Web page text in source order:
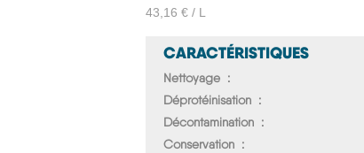
43,16 € / L
CARACTÉRISTIQUES
Nettoyage
Déprotéinisation
Décontamination
Conservation